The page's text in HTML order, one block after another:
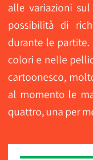
alle variazioni
possibilità di
durante le
colori e nelle
cartoonesco,
al momento le
quattro, una per